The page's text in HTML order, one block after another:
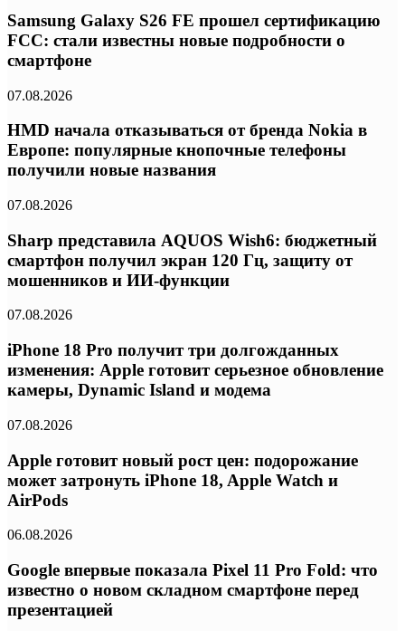
Samsung Galaxy S26 FE прошел сертификацию
FCC: стали известны новые подробности о
смартфоне
07.08.2026
HMD начала отказываться от бренда Nokia в
Европе: популярные кнопочные телефоны
получили новые названия
07.08.2026
Sharp представила AQUOS Wish6: бюджетный
смартфон получил экран 120 Гц, защиту от
мошенников и ИИ-функции
07.08.2026
iPhone 18 Pro получит три долгожданных
изменения: Apple готовит серьезное обновление
камеры, Dynamic Island и модема
07.08.2026
Apple готовит новый рост цен: подорожание
может затронуть iPhone 18, Apple Watch и
AirPods
06.08.2026
Google впервые показала Pixel 11 Pro Fold: что
известно о новом складном смартфоне перед
презентацией